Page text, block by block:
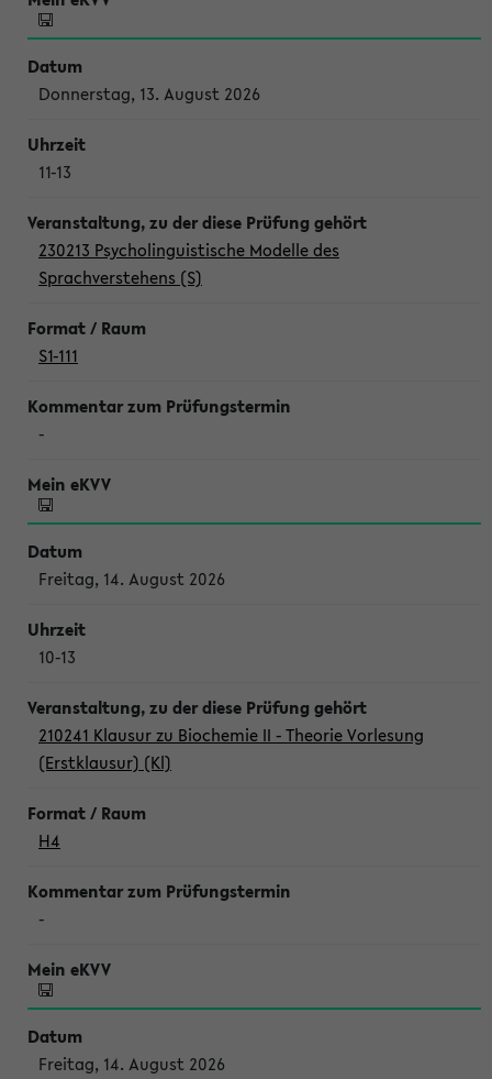
Donnerstag, 13. August 2026
11-13
230213 Psycholinguistische Modelle des
Sprachverstehens (S)
S1-111
-
Freitag, 14. August 2026
10-13
210241 Klausur zu Biochemie II - Theorie Vorlesung
(Erstklausur) (Kl)
H4
-
Freitag, 14. August 2026